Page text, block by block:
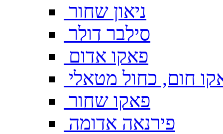
ניאון שחור
סילבר דולר
פאקו אדום
חום, כחול מטאלי
פאקו שחור
פירנאה אדומה